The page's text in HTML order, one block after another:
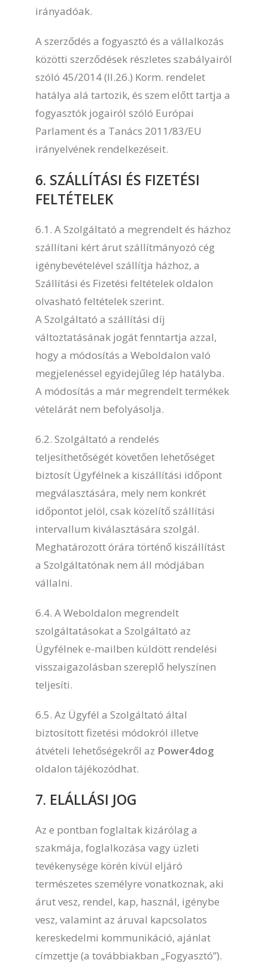
irányadóak.
A szerződés a fogyasztó és a vállalkozás
közötti szerződések részletes szabályairól
szóló 45/2014 (II.26.) Korm. rendelet
hatálya alá tartozik, és szem előtt tartja a
fogyasztók jogairól szóló Európai
Parlament és a Tanács 2011/83/EU
irányelvének rendelkezéseit.
6. SZÁLLÍTÁSI ÉS FIZETÉSI
FELTÉTELEK
6.1. A Szolgáltató a megrendelt és házhoz
szállítani kért árut szállítmányozó cég
igénybevételével szállítja házhoz, a
Szállítási és Fizetési feltételek oldalon
olvasható feltételek szerint.
A Szolgáltató a szállítási díj
változtatásának jogát fenntartja azzal,
hogy a módosítás a Weboldalon való
megjelenéssel egyidejűleg lép hatályba.
A módosítás a már megrendelt termékek
vételárát nem befolyásolja.
6.2. Szolgáltató a rendelés
teljesíthetőségét követően lehetőséget
biztosít Ügyfélnek a kiszállítási időpont
megválasztására, mely nem konkrét
időpontot jelöl, csak közelítő szállítási
intervallum kiválasztására szolgál.
Meghatározott órára történő kiszállítást
a Szolgáltatónak nem áll módjában
vállalni.
6.4. A Weboldalon megrendelt
szolgáltatásokat a Szolgáltató az
Ügyfélnek e-mailben küldött rendelési
visszaigazolásban szereplő helyszínen
teljesíti.
6.5. Az Ügyfél a Szolgáltató által
biztosított fizetési módokról illetve
átvételi lehetőségekről az Power4dog
oldalon tájékozódhat.
7. ELÁLLÁSI JOG
Az e pontban foglaltak kizárólag a
szakmája, foglalkozása vagy üzleti
tevékenysége körén kívül eljáró
természetes személyre vonatkoznak, aki
árut vesz, rendel, kap, használ, igénybe
vesz, valamint az áruval kapcsolatos
kereskedelmi kommunikáció, ajánlat
címzettje (a továbbiakban „Fogyasztó”).